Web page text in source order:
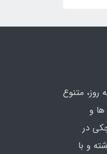
روز، متنوع
و
در
و با